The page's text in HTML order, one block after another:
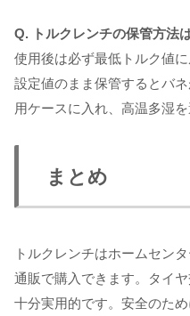
Q. トルクレンチの保管方法
使用後は必ず最低トルク値
設定値のまま保管するとバ
用ケースに入れ、高温多湿
まとめ
トルクレンチはホームセン
通販で購入できます。タイ
十分実用的です。安全のた